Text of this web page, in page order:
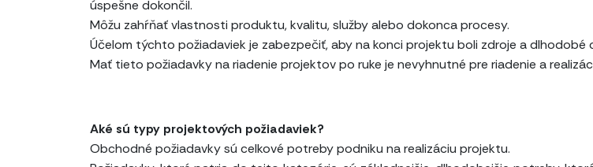
úspešne dokončil.
Môžu zahŕňať vlastnosti produktu, kvalitu, služby alebo dokonca procesy.
Účelom týchto požiadaviek je zabezpečiť, aby na konci projektu boli zdroje a dlhodobé
Mať tieto požiadavky na riadenie projektov po ruke je nevyhnutné pre riadenie a
Aké sú typy projektových požiadaviek?
Obchodné požiadavky sú celkové potreby podniku na realizáciu projektu.